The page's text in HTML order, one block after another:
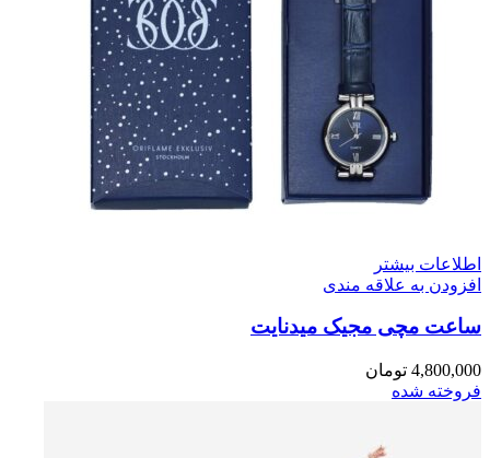
اطلاعات بیشتر
افزودن به علاقه مندی
ساعت مچی مجیک میدنایت
4,800,000 تومان
فروخته شده